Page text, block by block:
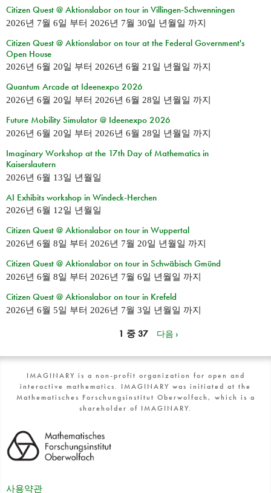
Citizen Quest @ Aktionslabor on tour in Villingen-Schwenningen
2026년 7월 6일 부터 2026년 7월 30일 년월일 까지
Citizen Quest @ Aktionslabor on tour at the Federal Government's
Open House
2026년 6월 20일 부터 2026년 6월 21일 년월일 까지
Quantum Arcade at Ideenexpo 2026
2026년 6월 20일 부터 2026년 6월 28일 년월일 까지
Future Mobility Simulator @ Ideenexpo 2026
2026년 6월 20일 부터 2026년 6월 28일 년월일 까지
Imaginary Workshop at the 17th Day of Mathematics in
Kaiserslautern
2026년 6월 13일 년월일
AI Exhibits workshop in Windeck-Herchen
2026년 6월 12일 년월일
Citizen Quest @ Aktionslabor on tour in Wuppertal
2026년 6월 8일 부터 2026년 7월 20일 년월일 까지
Citizen Quest @ Aktionslabor on tour in Schwäbisch Gmünd
2026년 6월 8일 부터 2026년 7월 6일 년월일 까지
Citizen Quest @ Aktionslabor on tour in Krefeld
2026년 6월 5일 부터 2026년 7월 3일 년월일 까지
1 중 37 다음 ›
IMAGINARY is a non-profit organization for open and
interactive mathematics. IMAGINARY was initiated at the
Mathematisches Forschungsinstitut Oberwolfach, which is a
shareholder of IMAGINARY.
사용약관